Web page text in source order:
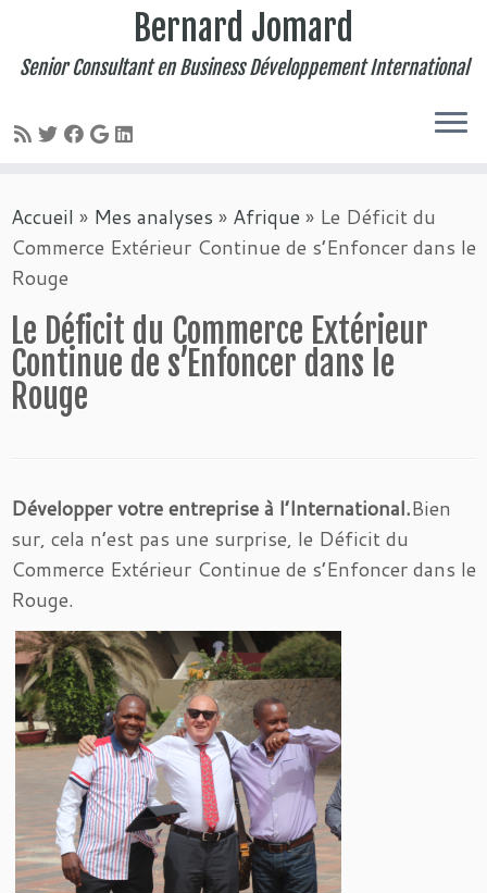
au
contenu
Bernard Jomard
Senior Consultant en Business Développement International
Accueil » Mes analyses » Afrique » Le Déficit du
Commerce Extérieur Continue de s’Enfoncer dans le
Rouge
Le Déficit du Commerce Extérieur
Continue de s’Enfoncer dans le
Rouge
Développer votre entreprise à l’International.Bien
sur, cela n’est pas une surprise, le Déficit du
Commerce Extérieur Continue de s’Enfoncer dans le
Rouge.